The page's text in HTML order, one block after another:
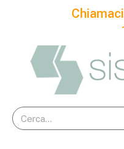
Chiamaci